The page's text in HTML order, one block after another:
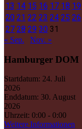
13 14 15 16 17 18 19
20 21 22 23 24 25 26
27 28 29 30 31
« Sep. Nov. »
Hamburger DOM
Startdatum: 24. Juli
2026
Enddatum: 30. August
2026
Uhrzeit: 0:00 - 0:00
Weitere Informationen